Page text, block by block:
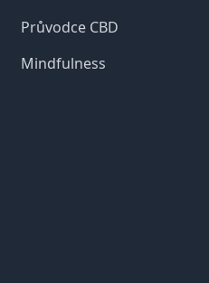
Průvodce CBD
Mindfulness